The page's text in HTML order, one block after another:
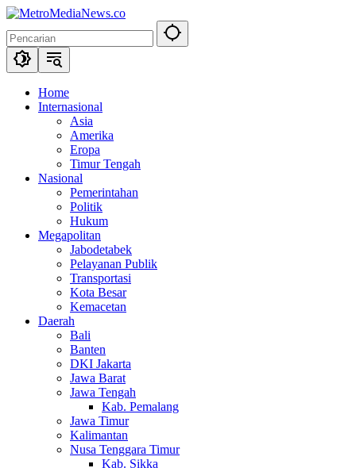
Langsung
konten
Home
Internasional
Asia
Amerika
Eropa
Timur Tengah
Nasional
Pemerintahan
Politik
Hukum
Megapolitan
Jabodetabek
Pelayanan Publik
Transportasi
Kota Besar
Kemacetan
Daerah
Bali
Banten
DKI Jakarta
Jawa Barat
Jawa Tengah
Kab. Pemalang
Jawa Timur
Kalimantan
Nusa Tenggara Timur
Kab. Sikka